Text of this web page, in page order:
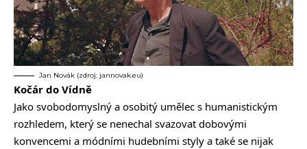
Jan Novák (zdroj: jannovak.eu)
Kočár do Vídně
Jako svobodomyslný a osobitý umělec s humanistickým
rozhledem, který se nenechal svazovat dobovými
konvencemi a módními hudebními styly a také se nijak